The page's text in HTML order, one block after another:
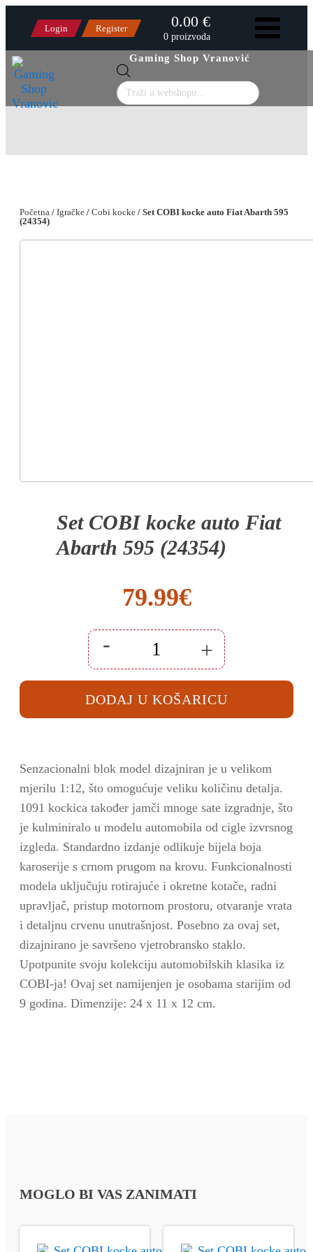
Login Register 0.00 €
0 proizvoda
Gaming Shop Vranović
search
Početna / Igračke / Cobi kocke / Set COBI kocke auto Fiat Abarth 595
(24354)
Set COBI kocke auto Fiat
Abarth 595 (24354)
79.99€
-
COBI
kocke
Fiat
595
+
DODAJ U KOŠARICU
Senzacionalni blok model dizajniran je u velikom
mjerilu 1:12, što omogućuje veliku količinu detalja.
1091 kockica također jamči mnoge sate izgradnje, što
je kulminiralo u modelu automobila od cigle izvrsnog
izgleda. Standardno izdanje odlikuje bijela boja
karoserije s crnom prugom na krovu. Funkcionalnosti
modela uključuju rotirajuće i okretne kotače, radni
upravljač, pristup motornom prostoru, otvaranje vrata
i detaljnu crvenu unutrašnjost. Posebno za ovaj set,
dizajnirano je savršeno vjetrobransko staklo.
Upotpunite svoju kolekciju automobilskih klasika iz
COBI-ja! Ovaj set namijenjen je osobama starijim od
9 godina. Dimenzije: 24 x 11 x 12 cm.
MOGLO BI VAS ZANIMATI